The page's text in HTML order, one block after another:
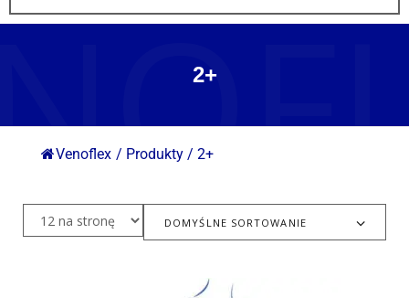
2+
Venoflex / Produkty / 2+
DOMYŚLNE SORTOWANIE